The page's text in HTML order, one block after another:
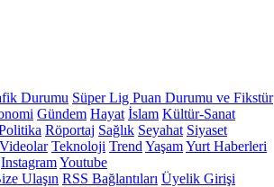
Durumu Süper Lig Puan Durumu ve Fikstür
Gündem Hayat İslam Kültür-Sanat
Röportaj Sağlık Seyahat Siyaset
Videolar Teknoloji Trend YaşamYurt Haberleri
InstagramYoutube
Ulaşın RSS Bağlantıları Üyelik Girişi